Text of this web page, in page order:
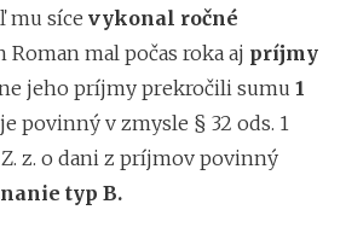
mu síce vykonal ročné
Roman mal počas roka aj príjmy
jeho príjmy prekročili sumu 1
povinný v zmysle § 32 ods. 1
Z. z. o dani z príjmov povinný
typ B.